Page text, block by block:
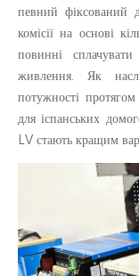
певний фіксований
комісії на основі
повинні
живлення. Як
потужності
для іспанських
LV стають кращим